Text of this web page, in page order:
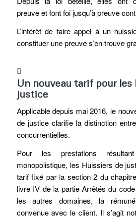
preuve et font foi jusqu’à preuve
L’intérêt de faire appel à un
constituer une preuve s’en trouve
Un nouveau tarif pour les
justice
Applicable depuis mai 2016, le
de justice clarifie la distinction
concurrentielles.
Pour les prestations
monopolistique, les Huissiers de
tarif fixé par la section 2 du
livre IV de la partie Arrêtés du
les autres domaines, la
convenue avec le client. Il s’agit